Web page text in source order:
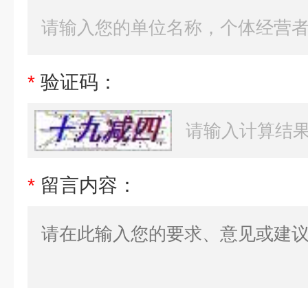
* 验证码：
* 留言内容：